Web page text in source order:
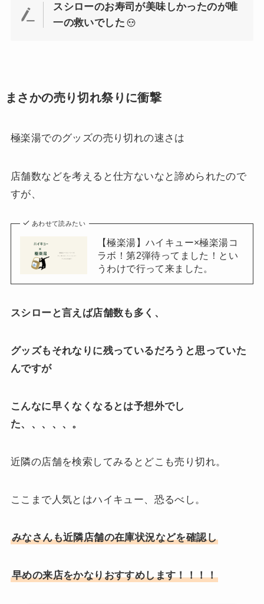
スシローのお寿司が美味しかったのが唯
一の救いでした
まさかの売り切れ祭りに衝撃
極楽湯でのグッズの売り切れの速さは
店舗数などを考えると仕方ないなと諦められたので
すが、
あわせて読みたい
【極楽湯】ハイキュー×極楽湯コ
ラボ！第2弾待ってました！とい
うわけで行って来ました。
スシローと言えば店舗数も多く、
グッズもそれなりに残っているだろうと思っていた
んですが
こんなに早くなくなるとは予想外でし
た、、、、、。
近隣の店舗を検索してみるとどこも売り切れ。
ここまで人気とはハイキュー、恐るべし。
みなさんも近隣店舗の在庫状況などを確認し
早めの来店をかなりおすすめします！！！！